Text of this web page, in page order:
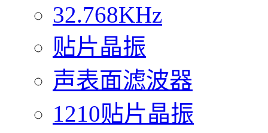
32.768KHz
贴片晶振
声表面滤波器
1210贴片晶振